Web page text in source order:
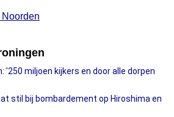
'250 miljoen kijkers en door alle dorpen
stil bij bombardement op Hiroshima en